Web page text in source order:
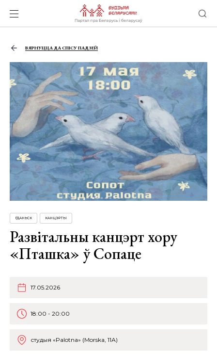
ВЯРНУЦЦА ДА СПІСУ ПАДЗЕЙ
ГДАНЬСК КАНЦЭРТЫ
Развітальны канцэрт хору
«Пташка» ў Сопаце
17.05.2026
18:00 - 20:00
студыя «Palotna» (Morska, 11А)